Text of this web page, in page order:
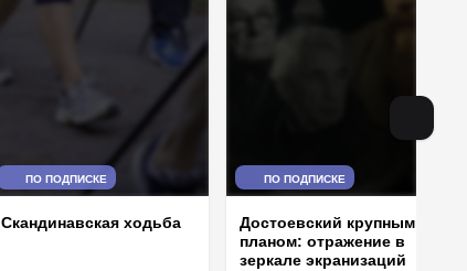
ПО ПОДПИСКЕ
Скандинавская ходьба
ПО ПОДПИСКЕ
Достоевский крупным
планом: отражение в
зеркале экранизаций